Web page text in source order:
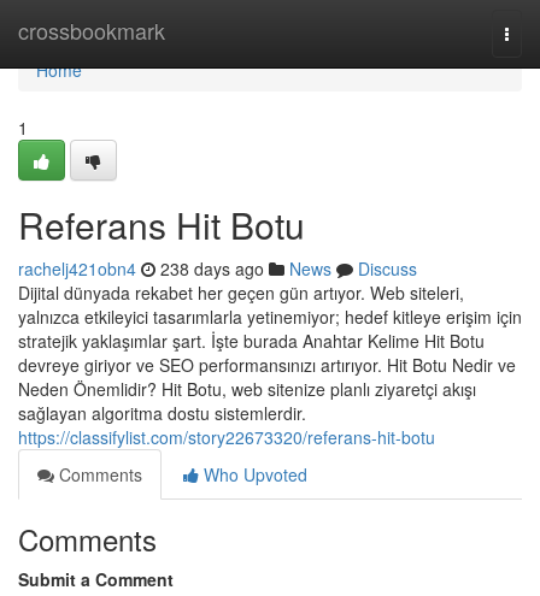
crossbookmark
Home
Home
1
Referans Hit Botu
rachelj421obn4 238 days ago News
Discuss
Dijital dünyada rekabet her geçen gün artıyor. Web siteleri,
yalnızca etkileyici tasarımlarla yetinemiyor; hedef kitleye erişim için
stratejik yaklaşımlar şart. İşte burada Anahtar Kelime Hit Botu
devreye giriyor ve SEO performansınızı artırıyor. Hit Botu Nedir ve
Neden Önemlidir? Hit Botu, web sitenize planlı ziyaretçi akışı
sağlayan algoritma dostu sistemlerdir.
https://classifylist.com/story22673320/referans-hit-botu
Comments
Who Upvoted
Comments
Submit a Comment